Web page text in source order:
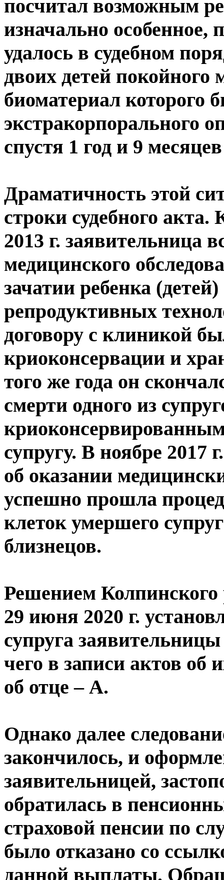
посчитал возможным
изначально особенное,
удалось в судебном
двоих детей
биоматериал которого
экстракорпорального
спустя 1 год и 9
Драматичность этой
строки судебного
2013 г. заявительница
медицинского
зачатии ребенка
репродуктивных
договору с клиникой
криоконсервации и
того же года он
смерти одного из
супругу. В ноябре 2017
об оказании
успешно прошла
клеток умершего
близнецов.
Решением Колпинского
29 июня 2020 г.
супруга
чего в записи актов
об отце – А.
Однако далее
закончилось, и
заявительницей,
обратилась в
страховой пенсии по
было отказано со
данной выплаты.